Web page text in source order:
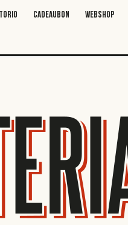
CADEAUBON WEBSHOP